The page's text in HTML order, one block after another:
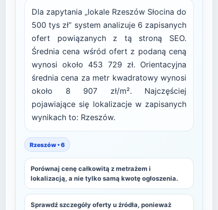
Dla zapytania „lokale Rzeszów Słocina do
500 tys zł” system analizuje 6 zapisanych
ofert powiązanych z tą stroną SEO.
Średnia cena wśród ofert z podaną ceną
wynosi około 453 729 zł. Orientacyjna
średnia cena za metr kwadratowy wynosi
około 8 907 zł/m². Najczęściej
pojawiające się lokalizacje w zapisanych
wynikach to: Rzeszów.
Rzeszów • 6
Porównaj cenę całkowitą z metrażem i
lokalizacją, a nie tylko samą kwotę ogłoszenia.
Sprawdź szczegóły oferty u źródła, ponieważ